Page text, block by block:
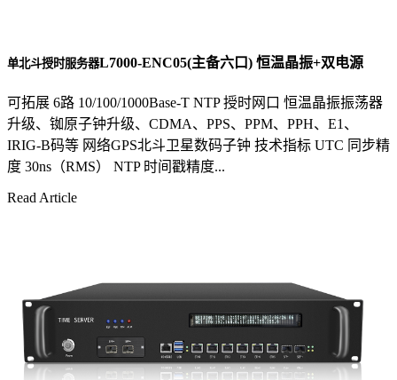
单北斗授时服务器L7000-ENC05(主备六口) 恒温晶振+双电源
可拓展 6路 10/100/1000Base-T NTP 授时网口 恒温晶振振荡器
升级、铷原子钟升级、CDMA、PPS、PPM、PPH、E1、
IRIG-B码等 网络GPS北斗卫星数码子钟 技术指标 UTC 同步精
度 30ns（RMS） NTP 时间戳精度...
Read Article